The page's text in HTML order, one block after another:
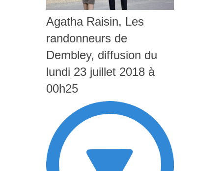
Agatha Raisin, Les
randonneurs de
Dembley, diffusion du
lundi 23 juillet 2018 à
00h25